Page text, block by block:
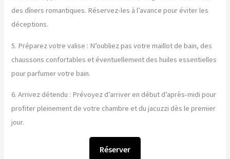
des dîners romantiques. Réservez-les à l’avance pour éviter les
déceptions.
5. Préparez votre valise : N’oubliez pas votre maillot de bain, des
chaussons confortables et éventuellement des huiles essentielles
pour parfumer votre bain.
6. Arrivez détendu : Prévoyez d’arriver en début d’après-midi pour
profiter pleinement de votre chambre et du jacuzzi dès le premier
jour.
Réserver